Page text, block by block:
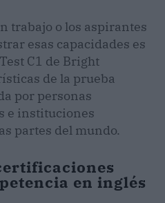
trabajo o los aspirantes
esas capacidades es
C1 de Bright
de la prueba
por personas
e instituciones
partes del mundo.
en inglés